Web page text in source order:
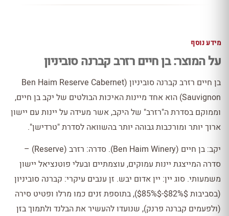
מידע נוסף
על המוצר: בן חיים רזרב קברנה סוביניון
בן חיים רזרב קברנה סוביניון (Ben Haim Reserve Cabernet
Sauvignon) הוא אחד מיינות האיכות הבולטים של יקב בן חיים,
וממוקם בסדרת ה"רזרב" של היקב, אשר מעידה על יינות עם יישון
ארוך יותר ומורכבות גבוהה יותר בהשוואה לסדרת "טרדישן".
יקב: בן חיים (Ben Haim Winery). סדרה: רזרב (Reserve) –
סדרה המייצגת יינות עמוקים, עוצמתיים ובעלי פוטנציאל יישון
משמעותי. סוג יין: יין אדום יבש. זן ענבים עיקרי: קברנה סוביניון
(בסביבות $82%$-$85%$), בתוספת זנים כמו מרלו ופטיט סירה
(ולפעמים קברנה פרנק), שנועדו להעשיר את הבלנד ולתמוך בזן